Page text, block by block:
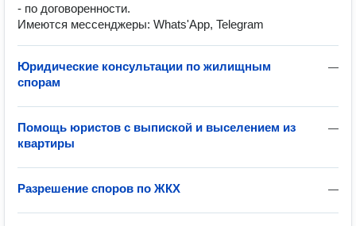
- по договоренности.
Имеются мессенджеры: Whats'App, Telegram
—
Юридические консультации по жилищным
спорам
—
Помощь юристов с выпиской и выселением из
квартиры
—
Разрешение споров по ЖКХ